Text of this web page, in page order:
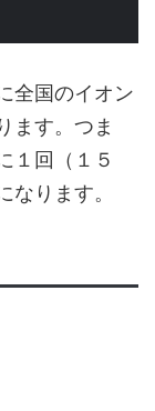
全国のイオン
ます。つま
１回（１５
なります。